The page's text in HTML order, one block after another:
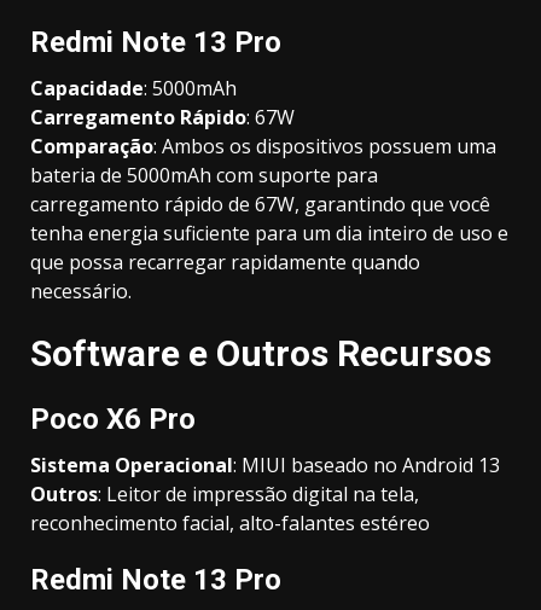
Redmi Note 13 Pro
Capacidade: 5000mAh
Carregamento Rápido: 67W
Comparação: Ambos os dispositivos possuem uma
bateria de 5000mAh com suporte para
carregamento rápido de 67W, garantindo que você
tenha energia suficiente para um dia inteiro de uso e
que possa recarregar rapidamente quando
necessário.
Software e Outros Recursos
Poco X6 Pro
Sistema Operacional: MIUI baseado no Android 13
Outros: Leitor de impressão digital na tela,
reconhecimento facial, alto-falantes estéreo
Redmi Note 13 Pro